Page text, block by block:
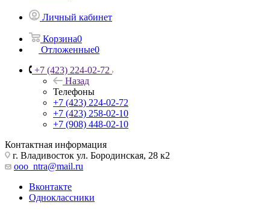
Личный кабинет
Корзина0
Отложенные0
+7 (423) 224-02-72
Назад
Телефоны
+7 (423) 224-02-72
+7 (423) 258-02-10
+7 (908) 448-02-10
Контактная информация
г. Владивосток ул. Бородинская, 28 к2
ooo_ntra@mail.ru
Вконтакте
Одноклассники